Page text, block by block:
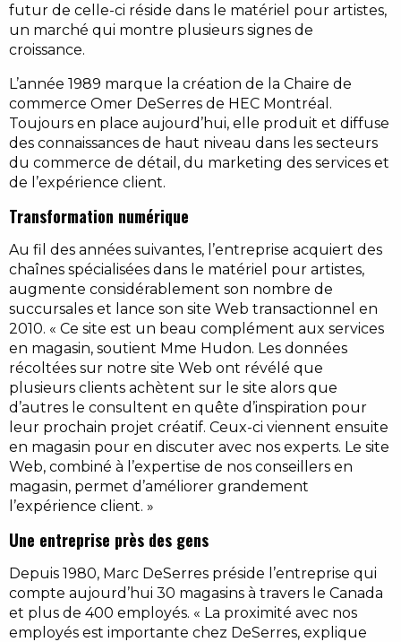
futur de celle-ci réside dans le matériel pour artistes,
un marché qui montre plusieurs signes de
croissance.
L’année 1989 marque la création de la Chaire de
commerce Omer DeSerres de HEC Montréal.
Toujours en place aujourd’hui, elle produit et diffuse
des connaissances de haut niveau dans les secteurs
du commerce de détail, du marketing des services et
de l’expérience client.
Transformation numérique
Au fil des années suivantes, l’entreprise acquiert des
chaînes spécialisées dans le matériel pour artistes,
augmente considérablement son nombre de
succursales et lance son site Web transactionnel en
2010. « Ce site est un beau complément aux services
en magasin, soutient Mme Hudon. Les données
récoltées sur notre site Web ont révélé que
plusieurs clients achètent sur le site alors que
d’autres le consultent en quête d’inspiration pour
leur prochain projet créatif. Ceux-ci viennent ensuite
en magasin pour en discuter avec nos experts. Le site
Web, combiné à l’expertise de nos conseillers en
magasin, permet d’améliorer grandement
l’expérience client. »
Une entreprise près des gens
Depuis 1980, Marc DeSerres préside l’entreprise qui
compte aujourd’hui 30 magasins à travers le Canada
et plus de 400 employés. « La proximité avec nos
employés est importante chez DeSerres, explique